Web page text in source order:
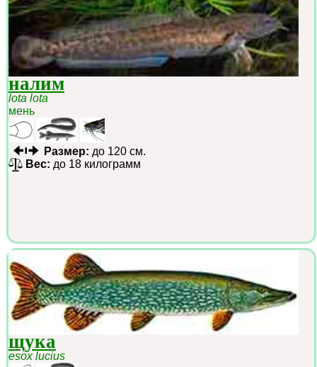
налим
lota lota
мень
Размер: до 120 см.
Вес: до 18 килограмм
щука
esox lucius